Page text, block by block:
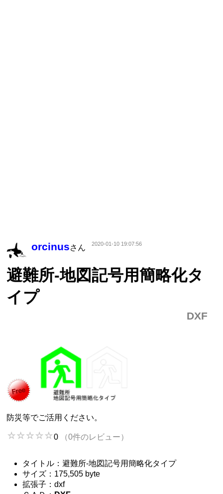
orcinusさん 2020-01-10 19:07:56
避難所-地図記号用簡略化タ
イプ
DXF
防災等でご活用ください。
0 （0件のレビュー）
タイトル：避難所-地図記号用簡略化タイプ
サイズ：175,505 byte
拡張子：dxf